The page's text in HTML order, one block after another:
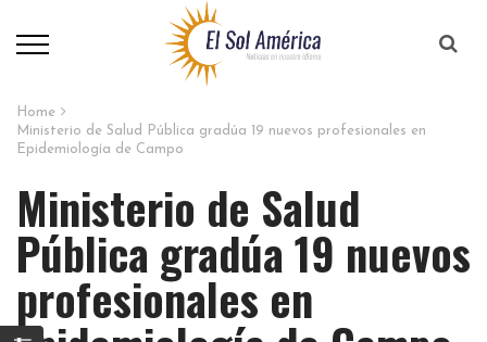
Home
Ministerio de Salud Pública gradúa 19 nuevos profesionales en
Epidemiología de Campo
Ministerio de Salud
Pública gradúa 19 nuevos
profesionales en